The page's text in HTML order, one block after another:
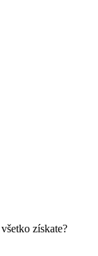
získate?